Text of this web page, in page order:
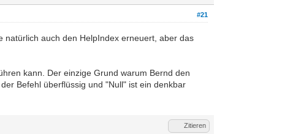
#21
natürlich auch den HelpIndex erneuert, aber das
kann. Der einzige Grund warum Bernd den
Befehl überflüssig und "Null" ist ein denkbar
Zitieren